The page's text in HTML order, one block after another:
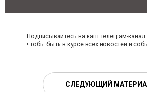
Подписывайтесь на наш телеграм-канал
чтобы быть в курсе всех новостей и
СЛЕДУЮЩИЙ